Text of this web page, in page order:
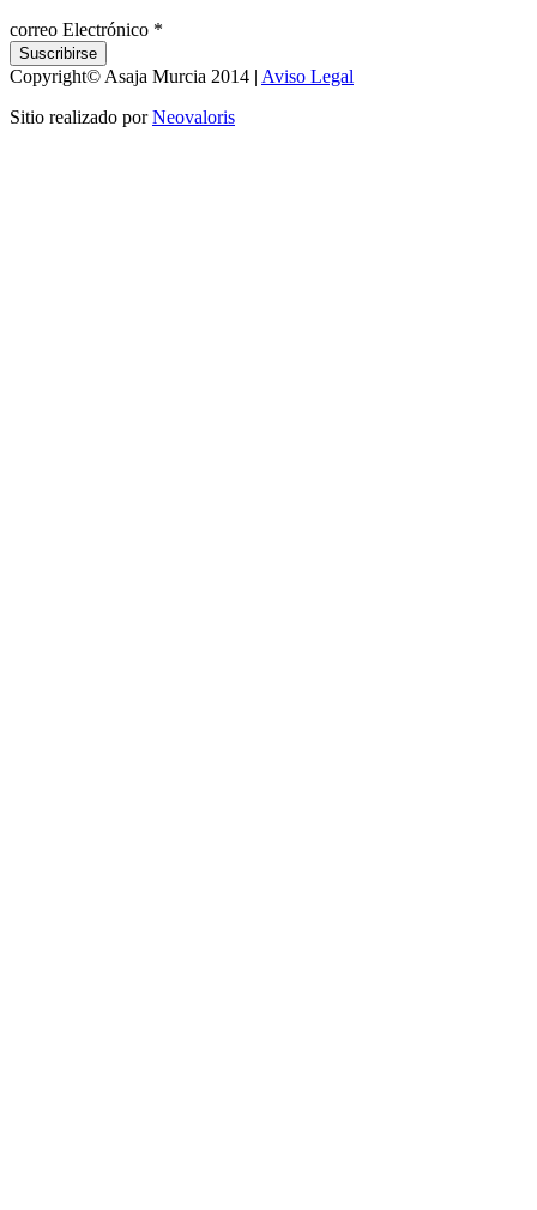
correo Electrónico *
Copyright© Asaja Murcia 2014 | Aviso Legal
Sitio realizado porNeovaloris